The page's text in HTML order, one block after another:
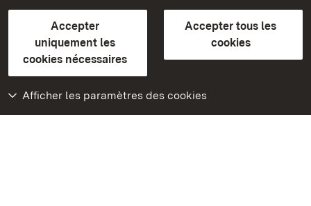
Accepter
uniquement les
cookies nécessaires
Accepter tous les
cookies
Afficher les paramètres des cookies
plus loin
Accueil
Monuments
Rendez-nous visite